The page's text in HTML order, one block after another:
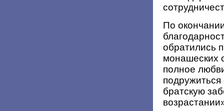
По
обратились
монашеских
полное
братскую